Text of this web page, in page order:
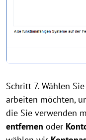
Schritt 7. Wählen
arbeiten möchten,
die Sie verwenden
entfernen oder